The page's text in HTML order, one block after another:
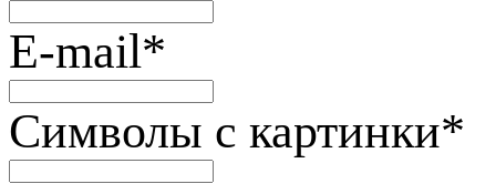
E-mail*
Символы с картинки*